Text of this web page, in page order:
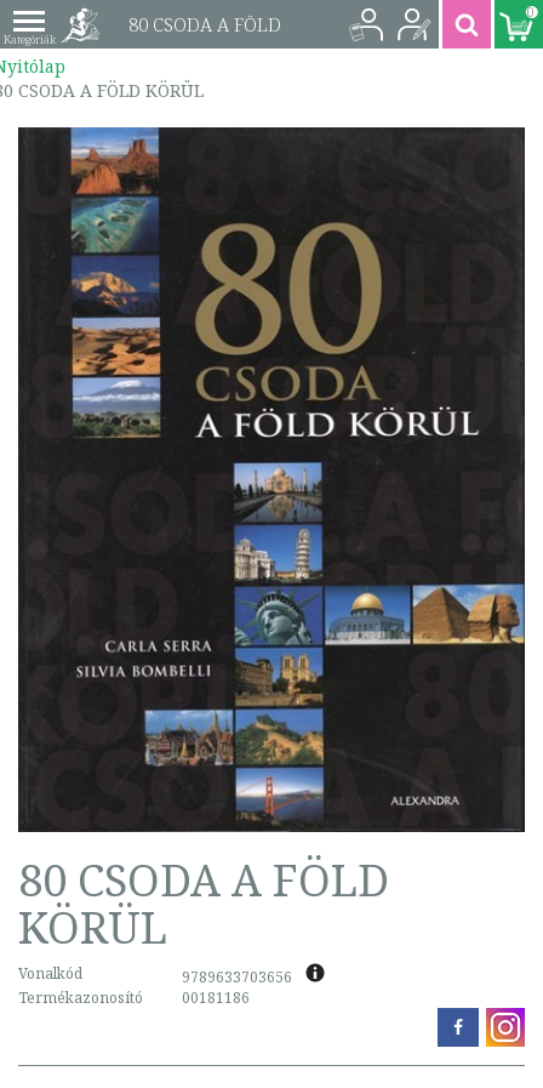
80 CSODA A FÖLD
9789633703656
0
CSODA A FÖLD KÖRÜL
80 CSODA A FÖLD
KÖRÜL
Vonalkód
9789633703656
Termékazonosító
00181186